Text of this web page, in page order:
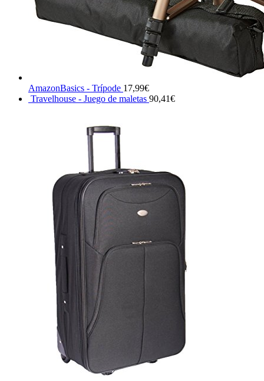
AmazonBasics - Trípode 17,99€
Travelhouse - Juego de maletas 90,41€